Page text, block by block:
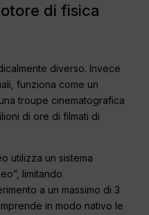
di fisica
diverso. Invece
funziona come un
troupe cinematografica
di ore di filmati di
utilizza un sistema
limitando
a un massimo di 3
in modo nativo le